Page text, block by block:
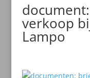
verkoop
Lampo